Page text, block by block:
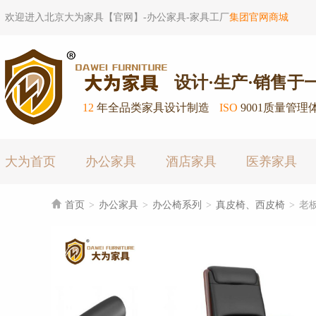
欢迎进入北京大为家具【官网】-办公家具-家具工厂集团官网商城
设计·生产·销售于
12 年全品类家具设计制造 ISO 9001质量管理
大为首页 办公家具 酒店家具 医养家具
 首页 > 办公家具 > 办公椅系列 > 真皮椅、西皮椅 > 老